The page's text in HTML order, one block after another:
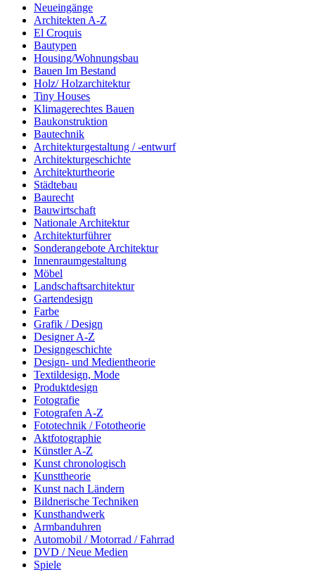
Neueingänge
Architekten A-Z
El Croquis
Bautypen
Housing/Wohnungsbau
Bauen Im Bestand
Holz/ Holzarchitektur
Tiny Houses
Klimagerechtes Bauen
Baukonstruktion
Bautechnik
Architekturgestaltung / -entwurf
Architekturgeschichte
Architekturtheorie
Städtebau
Baurecht
Bauwirtschaft
Nationale Architektur
Architekturführer
Sonderangebote Architektur
Innenraumgestaltung
Möbel
Landschaftsarchitektur
Gartendesign
Farbe
Grafik / Design
Designer A-Z
Designgeschichte
Design- und Medientheorie
Textildesign, Mode
Produktdesign
Fotografie
Fotografen A-Z
Fototechnik / Fototheorie
Aktfotographie
Künstler A-Z
Kunst chronologisch
Kunsttheorie
Kunst nach Ländern
Bildnerische Techniken
Kunsthandwerk
Armbanduhren
Automobil / Motorrad / Fahrrad
DVD / Neue Medien
Spiele